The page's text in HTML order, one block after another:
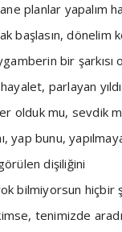
planlar yapalım
başlasın, dönelim
bir şarkısı
parlayan
olduk mu, sevdik
bunu,
dişiliğini
bilmiyorsun hiçbir
tenimizde